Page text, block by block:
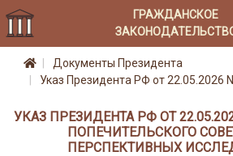
ГРАЖДАНСКОЕ
Документы Президента
Указ Президента РФ от 22.05.2026
УКАЗ ПРЕЗИДЕНТА РФ ОТ
ПОПЕЧИТЕЛЬСКОГО
ПЕРСПЕКТИВНЫХ